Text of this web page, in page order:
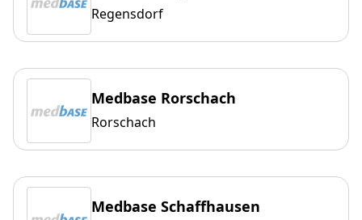
Regensdorf
Medbase Rorschach
Rorschach
Medbase Schaffhausen